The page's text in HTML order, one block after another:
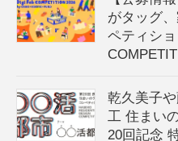
がタッグ
ペティシ
乾久美子
工 住まい
20回記念